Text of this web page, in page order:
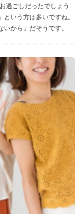
過ごしだったでしょう
いう方は多いですね。
から」だそうです。